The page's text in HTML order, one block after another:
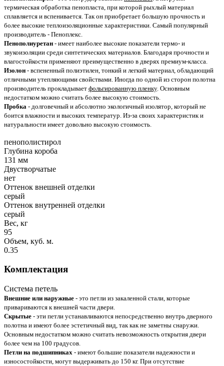
термическая обработка пенопласта, при которой рыхлый материал
сплавляется и вспенивается. Так он приобретает большую прочность и
более высокие теплоизоляционные характеристики. Самый популярный
производитель - Пеноплекс.
Пенополиуретан - имеет наиболее высокие показатели термо- и
звукоизоляции среди синтетических материалов. Благодаря прочности и
влагостойкости применяют преимущественно в дверях премиум-класса.
Изолон - вспененный полиэтилен, тонкий и легкий материал, обладающий
отличными утепляющими свойствами. Иногда по одной из сторон полотна
производитель прокладывает фольгированную пленку. Основным
недостатком можно считать более высокую стоимость.
Пробка - долговечный и абсолютно экологичный изолятор, который не
боится влажности и высоких температур. Из-за своих характеристик и
натуральности имеет довольно высокую стоимость.
пенополистирол
Глубина короба
131 мм
Двустворчатые
нет
Оттенок внешней отделки
серый
Оттенок внутренней отделки
серый
Вес, кг
95
Объем, куб. м.
0.35
Комплектация
Система петель
Внешние или наружные - это петли из закаленной стали, которые
привариваются к внешней части двери.
Скрытые - эти петли устанавливаются непосредственно внутрь дверного
полотна и имеют более эстетичный вид, так как не заметны снаружи.
Основным недостатком можно считать невозможность открытия двери
более чем на 100 градусов.
Петли на подшипниках - имеют большие показатели надежности и
износостойкости, могут выдерживать до 150 кг. При отсутствие